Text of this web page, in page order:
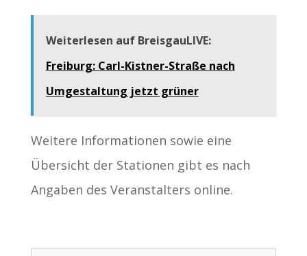
Weiterlesen auf BreisgauLIVE:
Freiburg: Carl-Kistner-Straße nach
Umgestaltung jetzt grüner
Weitere Informationen sowie eine
Übersicht der Stationen gibt es nach
Angaben des Veranstalters online.